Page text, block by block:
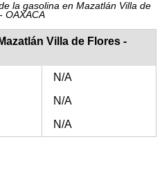
la gasolina en Mazatlán Villa de
OAXACA
Villa de Flores -
N/A
N/A
N/A